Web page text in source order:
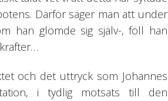
Därför säger man att under
han glömde sig själv-, föll han
och det uttryck som Johannes
i tydlig motsats till den